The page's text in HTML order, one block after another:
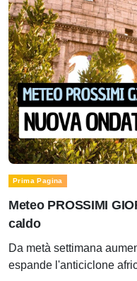
Prima Pagina
Meteo PROSSIMI
caldo
Da metà settimana
espande l'anticiclone